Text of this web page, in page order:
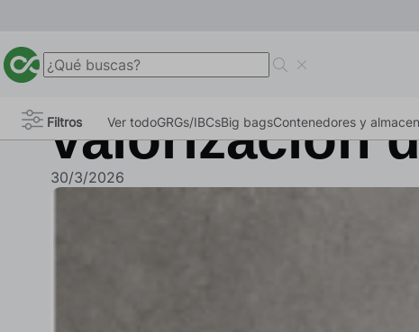
Filtros Ver todoGRGs/IBCsBig bagsContenedores y
II Plan de
nuevas
valorización
30/3/2026